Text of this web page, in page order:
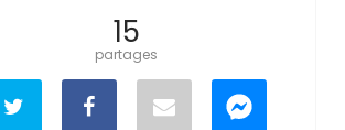
15
partages